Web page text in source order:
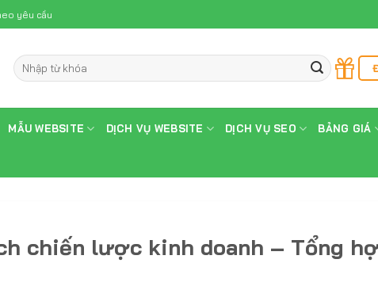
yêu cầu
Tìm
kiếm:
MẪU WEBSITE DỊCH VỤ WEBSITE DỊCH VỤ SEO BẢNG GIÁ
chiến lược kinh doanh – Tổng